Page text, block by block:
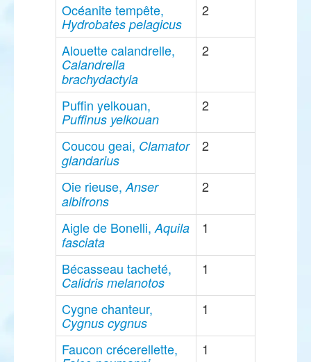
Océanite tempête,
Hydrobates pelagicus
2
Alouette calandrelle,
Calandrella
brachydactyla
2
Puffin yelkouan,
Puffinus yelkouan
2
Coucou geai, Clamator
glandarius
2
Oie rieuse, Anser
albifrons
2
Aigle de Bonelli, Aquila
fasciata
1
Bécasseau tacheté,
Calidris melanotos
1
Cygne chanteur,
Cygnus cygnus
1
Faucon crécerellette, 1